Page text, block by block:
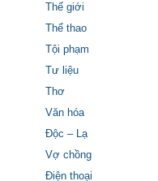
Thế giới
Thể thao
Tội phạm
Tư liệu
Thơ
Văn hóa
Độc – Lạ
Vợ chồng
Điện thoại